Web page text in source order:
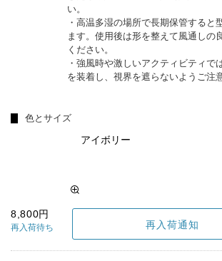
い。
・高温多湿の場所で長期保管すると
ます。使用後は形を整えて風通しの
ください。
・強風時や激しいアクティビティで
を装着し、視界を遮らないようご注
色とサイズ
アイボリー
8,800円
再入荷待ち 再入荷通知